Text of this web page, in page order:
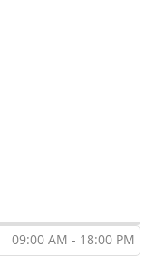
09:00 AM - 18:00 PM